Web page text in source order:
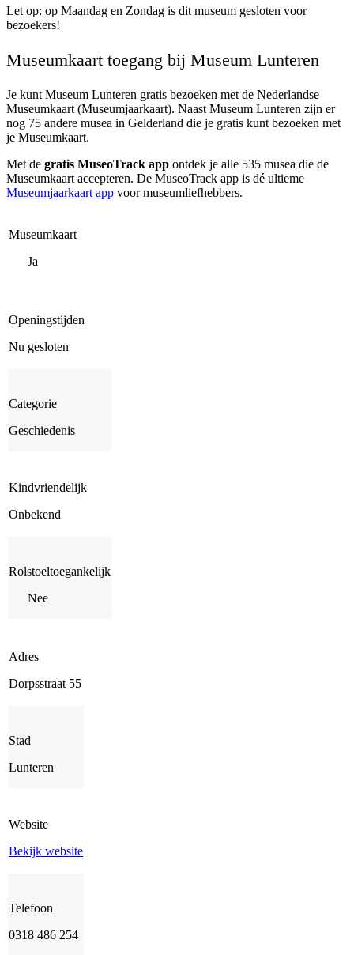
Let op: op Maandag en Zondag is dit museum gesloten voor
bezoekers!
Museumkaart toegang bij Museum Lunteren
Je kunt Museum Lunteren gratis bezoeken met de Nederlandse
Museumkaart (Museumjaarkaart). Naast Museum Lunteren zijn er
nog 75 andere musea in Gelderland die je gratis kunt bezoeken met
je Museumkaart.
Met de gratis MuseoTrack app ontdek je alle 535 musea die de
Museumkaart accepteren. De MuseoTrack app is dé ultieme
Museumjaarkaart app voor museumliefhebbers.
Museumkaart
Ja
Openingstijden
Nu gesloten
Categorie
Geschiedenis
Kindvriendelijk
Onbekend
Rolstoeltoegankelijk
Nee
Adres
Dorpsstraat 55
Stad
Lunteren
Website
Bekijk website
Telefoon
0318 486 254